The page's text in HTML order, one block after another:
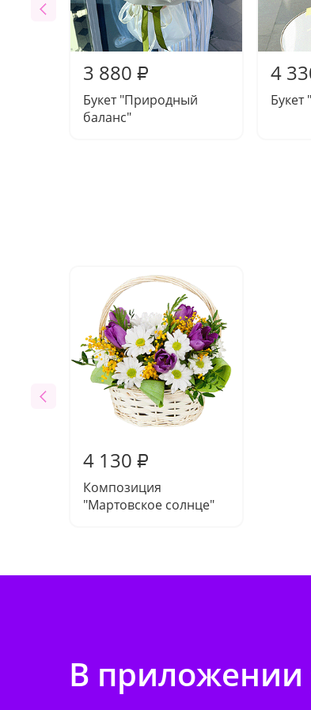
3 880 ₽
Букет "Природный
баланс"
4
Букет
4 130 ₽
Композиция
"Мартовское солнце"
В приложении